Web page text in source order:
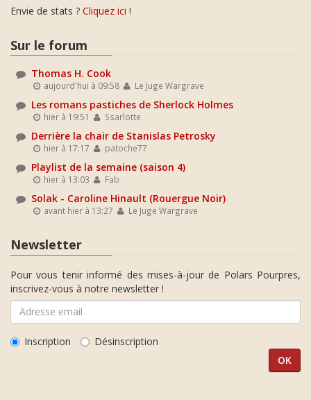
Envie de stats ? Cliquez ici !
Sur le forum
Thomas H. Cook
aujourd'hui à 09:58 Le Juge Wargrave
Les romans pastiches de Sherlock Holmes
hier à 19:51 Ssarlotte
Derrière la chair de Stanislas Petrosky
hier à 17:17 patoche77
Playlist de la semaine (saison 4)
hier à 13:03 Fab
Solak - Caroline Hinault (Rouergue Noir)
avant hier à 13:27 Le Juge Wargrave
Newsletter
Pour vous tenir informé des mises-à-jour de Polars Pourpres,
inscrivez-vous à notre newsletter !
Inscription Désinscription